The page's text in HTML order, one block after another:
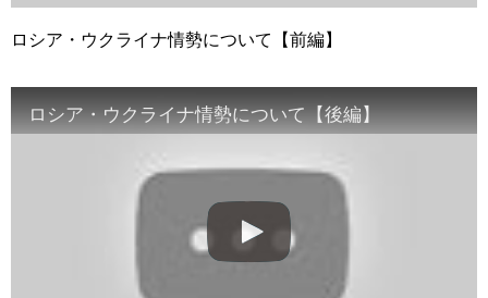
ロシア・ウクライナ情勢について【前編】
ロシア・ウクライナ情勢について【後編】